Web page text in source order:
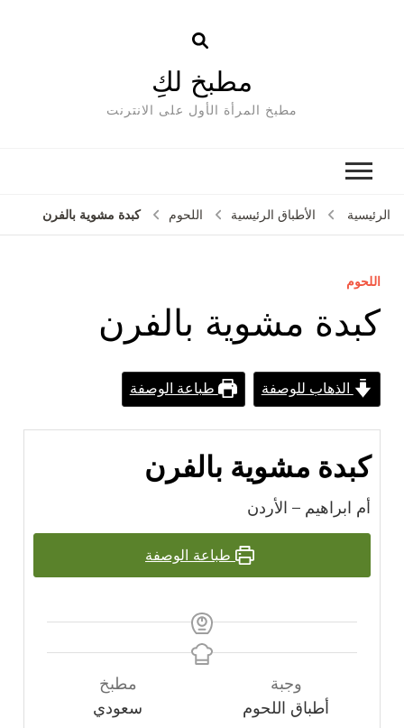
مطبخ لكِ
مطبخ المرأة الأول على الانترنت
الرئيسية الأطباق الرئيسية اللحوم كبدة مشوية بالفرن
اللحوم
كبدة مشوية بالفرن
الذهاب للوصفة طباعة الوصفة
كبدة مشوية بالفرن
أم ابراهيم – الأردن
طباعة الوصفة
وجبة
أطباق اللحوم
مطبخ
سعودي